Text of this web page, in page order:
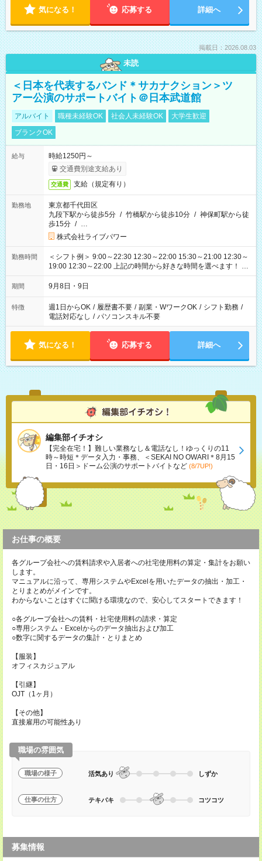
気になる！ 応募する 詳細へ
掲載日：2026.08.03
未読
＜日本を代表するバンド＊サカナクション＞ツ
アー公演のサポートバイト＠日本武道館
アルバイト 職種未経験OK 社会人未経験OK
大学生歓迎
ブランクOK
給与
時給1250円～
交通費別途支給あり
交通費 支給（規定有り）
勤務地
東京都千代田区
九段下駅から徒歩5分 / 竹橋駅から徒歩10分 / 神保町駅から徒
歩15分 / …
株式会社ライブパワー
勤務時間
＜シフト例＞ 9:00～22:30 12:30～22:00 15:30～21:00 12:30～
19:00 12:30～22:00 上記の時間から好きな時間を選べます！ ※
時間は変更となる可能性があります
期間 9月8日・9日
特徴 週1日からOK / 履歴書不要 / 副業・WワークOK / シフト勤務 /
電話対応なし / パソコンスキル不要
気になる！ 応募する 詳細へ
編集部イチオシ
【完全在宅！】難しい業務なし＆電話なし！ゆっくりの11
時～時短＊データ入力・事務、＜SEKAI NO OWARI＊8月15
日・16日＞ドーム公演のサポートバイトなど (8/7UP!)
お仕事の概要
各グループ会社への賃料請求や入居者への社宅使用料の算定・集計をお願い
します。
マニュアルに沿って、専用システムやExcelを用いたデータの抽出・加工・
とりまとめがメインです。
わからないことはすぐに聞ける環境なので、安心してスタートできます！
○各グループ会社への賃料・社宅使用料の請求・算定
○専用システム・Excelからのデータ抽出および加工
○数字に関するデータの集計・とりまとめ
【服装】
オフィスカジュアル
【引継】
OJT（1ヶ月）
【その他】
直接雇用の可能性あり
職場の雰囲気
職場の様子 活気あり しずか
仕事の仕方 テキパキ コツコツ
募集情報